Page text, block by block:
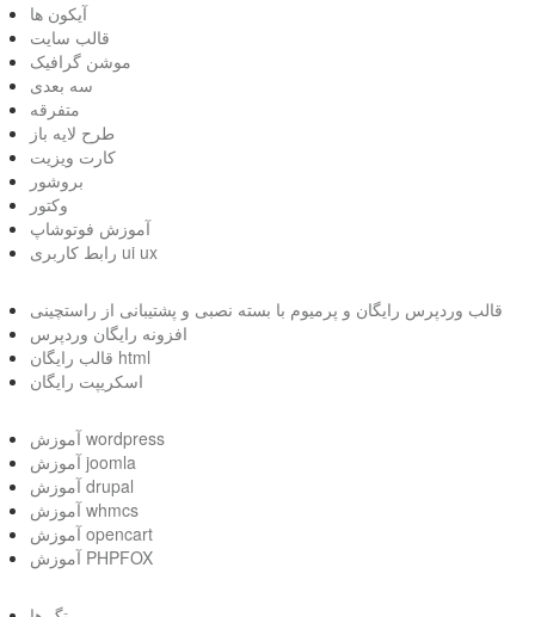
آیکون ها
قالب سایت
موشن گرافیک
سه بعدی
متفرقه
طرح لایه باز
کارت ویزیت
بروشور
وکتور
آموزش فوتوشاپ
رابط کاربری ui ux
قالب وردپرس رایگان و پرمیوم با بسته نصبی و پشتیبانی از راستچینی
افزونه رایگان وردپرس
قالب رایگان html
اسکریپت رایگان
آموزش wordpress
آموزش joomla
آموزش drupal
آموزش whmcs
آموزش opencart
آموزش PHPFOX